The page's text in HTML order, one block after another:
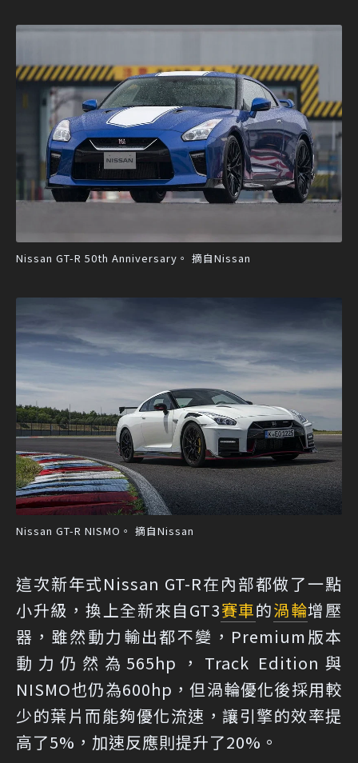
Nissan GT-R 50th Anniversary。 摘自Nissan
Nissan GT-R NISMO。 摘自Nissan
這次新年式Nissan GT-R在內部都做了一點
小升級，換上全新來自GT3賽車的渦輪增壓
器，雖然動力輸出都不變，Premium版本
動力仍然為565hp，Track Edition與
NISMO也仍為600hp，但渦輪優化後採用較
少的葉片而能夠優化流速，讓引擎的效率提
高了5%，加速反應則提升了20%。